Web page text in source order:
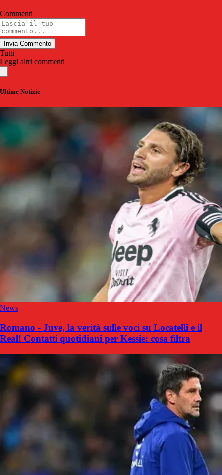
Commenti
Invia Commento
Tutti
Leggi altri commenti
Ultime Notizie
News
Romano - Juve, la verità sulle voci su Locatelli e il
Real! Contatti quotidiani per Kessie: cosa filtra